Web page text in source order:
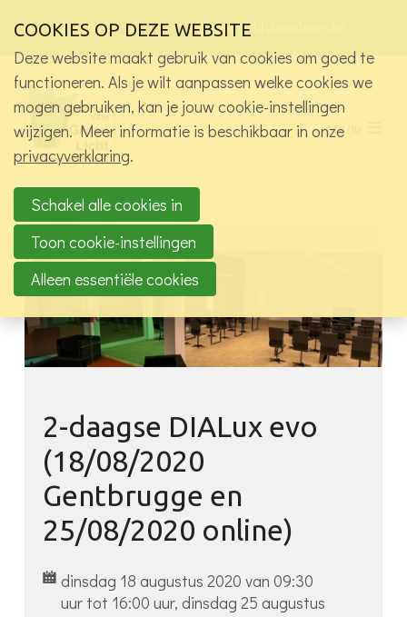
links
over
Spring
naar
de
navigatie
naar
de
inhoud
Ons telefoon:
+32 9 265 87 13 Ons e-mailadres:
info@groenlichtvlaanderen.be
Menu
2-daagse DIALux evo
(18/08/2020
Gentbrugge en
25/08/2020 online)
dinsdag 18 augustus 2020 van 09:30
uur tot 16:00 uur, dinsdag 25 augustus
Wie zijn we?
Activiteiten
Alle activiteiten
Projecten
Werkgroepen
Jobs in het licht
Contact
Inloggen
COOKIES OP DEZE WEBSITE
Deze website maakt gebruik van cookies om goed te
functioneren. Als je wilt aanpassen welke cookies we
mogen gebruiken, kan je jouw cookie-instellingen
wijzigen. Meer informatie is beschikbaar in onze
privacyverklaring.
Schakel alle cookies in
Toon cookie-instellingen
Alleen essentiële cookies